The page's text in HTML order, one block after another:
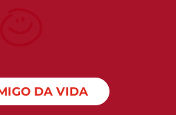
DA VIDA